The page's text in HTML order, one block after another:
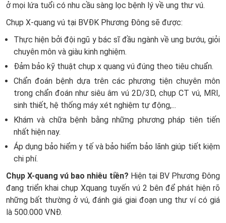
ở mọi lứa tuổi có nhu cầu sàng lọc bệnh lý về ung thư vú.
Chụp X-quang vú tại BVĐK Phương Đông sẽ được:
Thực hiện bởi đội ngũ y bác sĩ đầu ngành về ung bướu, giỏi
chuyên môn và giàu kinh nghiệm.
Đảm bảo kỹ thuật chụp x quang vú đúng theo tiêu chuẩn.
Chẩn đoán bệnh dựa trên các phương tiện chuyên môn
trong chẩn đoán như siêu âm vú 2D/3D, chụp CT vú, MRI,
sinh thiết, hệ thống máy xét nghiệm tự động,...
Khám và chữa bệnh bằng những phương pháp tiên tiến
nhất hiện nay.
Áp dụng bảo hiểm y tế và bảo hiểm bảo lãnh giúp tiết kiệm
chi phí.
Chụp X-quang vú bao nhiêu tiền? Hiện tại BV Phương Đông
đang triển khai chụp Xquang tuyến vú 2 bên để phát hiện rõ
những bất thường ở vú, đánh giá giai đoạn ung thư ví có giá
là 500.000 VNĐ.